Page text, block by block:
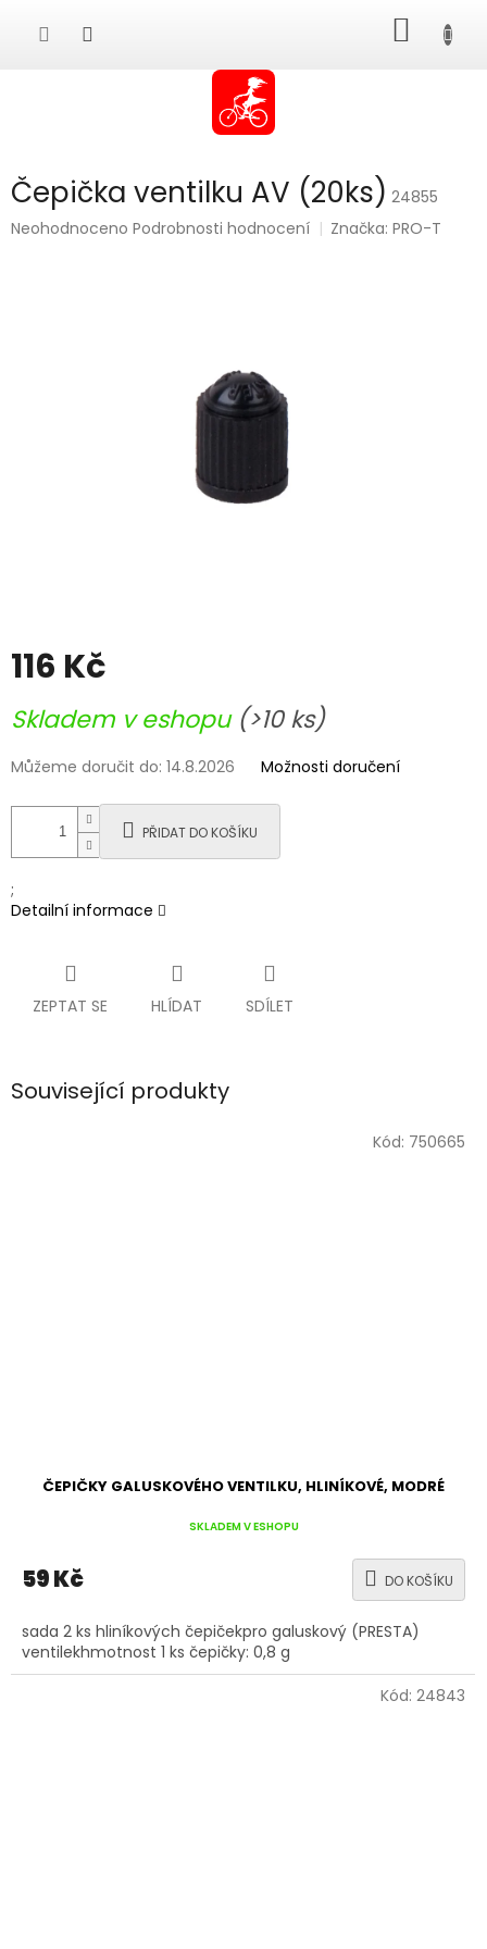
KOŠÍK
Čepička ventilku AV (20ks) 24855
Průměrné
Neohodnoceno Podrobnosti hodnocení Značka:PRO-T
116 Kč
cena:
Skladem v eshopu (>10 ks)
Můžeme doručit do: 14.8.2026 Možnosti doručení
PŘIDAT DO KOŠÍKU
;
Detailní informace
ZEPTAT SE HLÍDAT SDÍLET
Související produkty
ČEPIČKY GALUSKOVÉHO VENTILKU, HLINÍKOVÉ, MODRÉ
SKLADEM V ESHOPU
59 Kč DO KOŠÍKU
sada 2 ks hliníkových čepičekpro galuskový (PRESTA)
ventilekhmotnost 1 ks čepičky: 0,8 g
Kód: 750665
Kód: 24843